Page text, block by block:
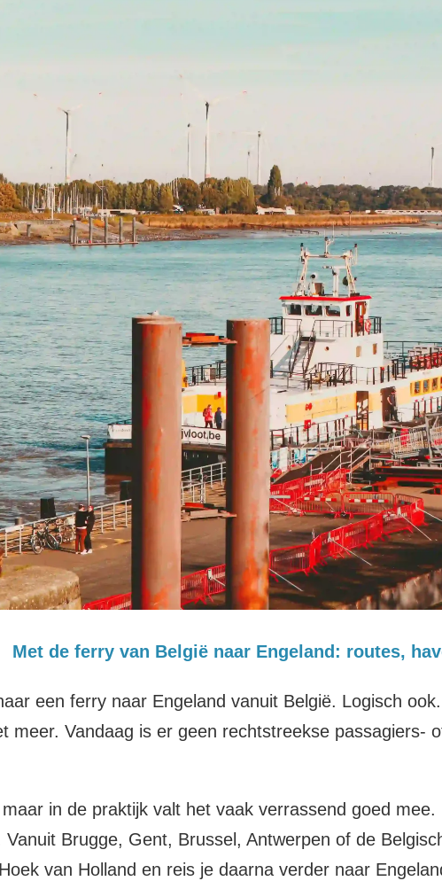
Met de ferry van België naar Engeland: routes,
een ferry naar Engeland vanuit België. Logisch
meer. Vandaag is er geen rechtstreekse passagiers-
in de praktijk valt het vaak verrassend goed
Brugge, Gent, Brussel, Antwerpen of de
van Holland en reis je daarna verder naar